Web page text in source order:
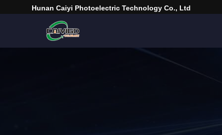
Hunan Caiyi Photoelectric Technology Co., Ltd